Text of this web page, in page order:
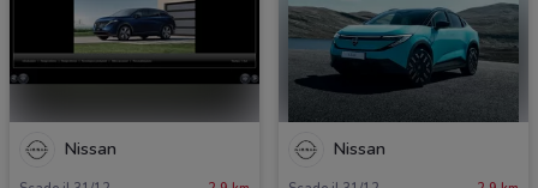
Nissan Nissan